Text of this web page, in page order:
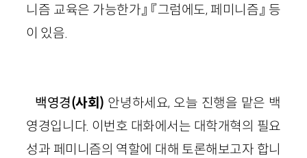
니즘 교육은 가능한가』 『그럼에도, 페미니즘』 등
이 있음.
백영경(사회) 안녕하세요, 오늘 진행을 맡은 백
영경입니다. 이번호 대화에서는 대학개혁의 필요
성과 페미니즘의 역할에 대해 토론해보고자 합니